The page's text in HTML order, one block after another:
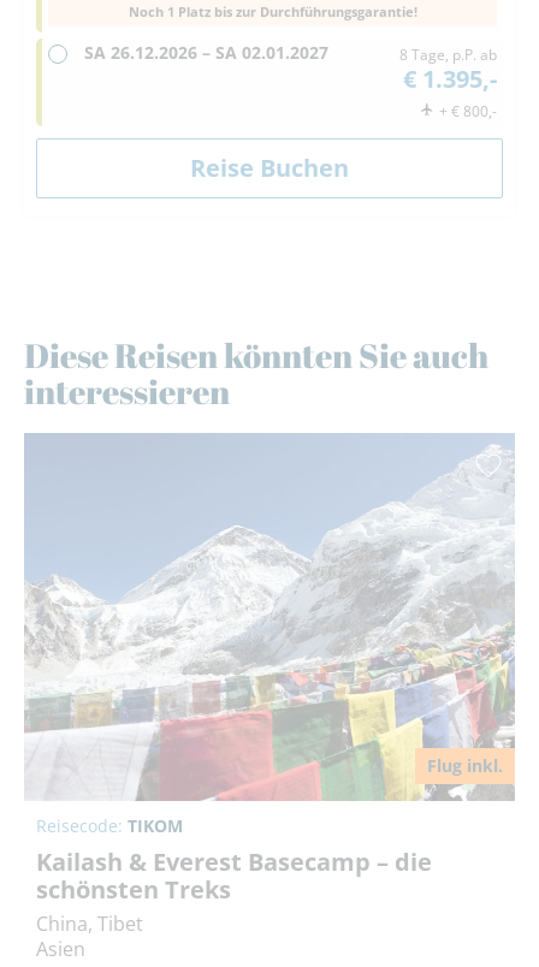
Noch 1 Platz bis zur Durchführungsgarantie!
SA 26.12.2026 – SA 02.01.2027 8 Tage, p.P. ab
€ 1.395,-
+ € 800,-
Diese Reisen könnten Sie auch
interessieren
Flug inkl.
Reisecode: TIKOM
Kailash & Everest Basecamp – die
schönsten Treks
China, Tibet
Asien